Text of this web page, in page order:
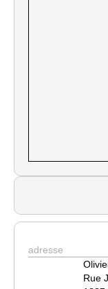
adresse
Rue